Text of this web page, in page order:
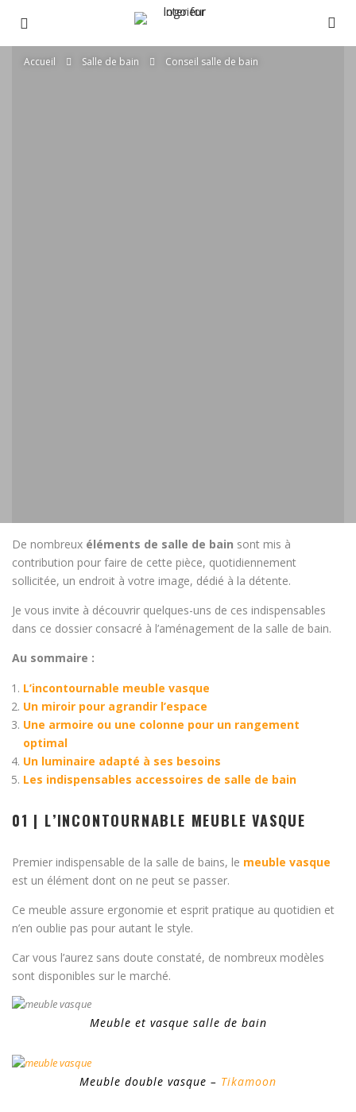
Accueil Salle de bain Conseil salle de bain
De nombreux éléments de salle de bain sont mis à
contribution pour faire de cette pièce, quotidiennement
sollicitée, un endroit à votre image, dédié à la détente.
Je vous invite à découvrir quelques-uns de ces indispensables
dans ce dossier consacré à l’aménagement de la salle de bain.
Au sommaire :
L’incontournable meuble vasque
Un miroir pour agrandir l’espace
Une armoire ou une colonne pour un rangement
optimal
Un luminaire adapté à ses besoins
Les indispensables accessoires de salle de bain
01 | L’INCONTOURNABLE MEUBLE VASQUE
Premier indispensable de la salle de bains, le meuble vasque
est un élément dont on ne peut se passer.
Ce meuble assure ergonomie et esprit pratique au quotidien et
n’en oublie pas pour autant le style.
Car vous l’aurez sans doute constaté, de nombreux modèles
sont disponibles sur le marché.
Meuble et vasque salle de bain
Meuble double vasque – Tikamoon